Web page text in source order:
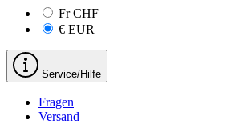
FrCHF
€ EUR
Service/Hilfe
Fragen
Versand